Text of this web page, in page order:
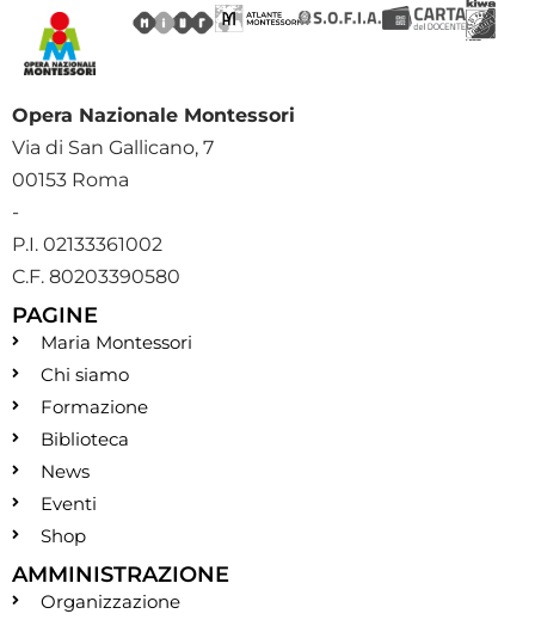
Opera Nazionale Montessori
Via di San Gallicano, 7
00153 Roma
-
P.I. 02133361002
C.F. 80203390580
PAGINE
Maria Montessori
Chi siamo
Formazione
Biblioteca
News
Eventi
Shop
AMMINISTRAZIONE
Organizzazione